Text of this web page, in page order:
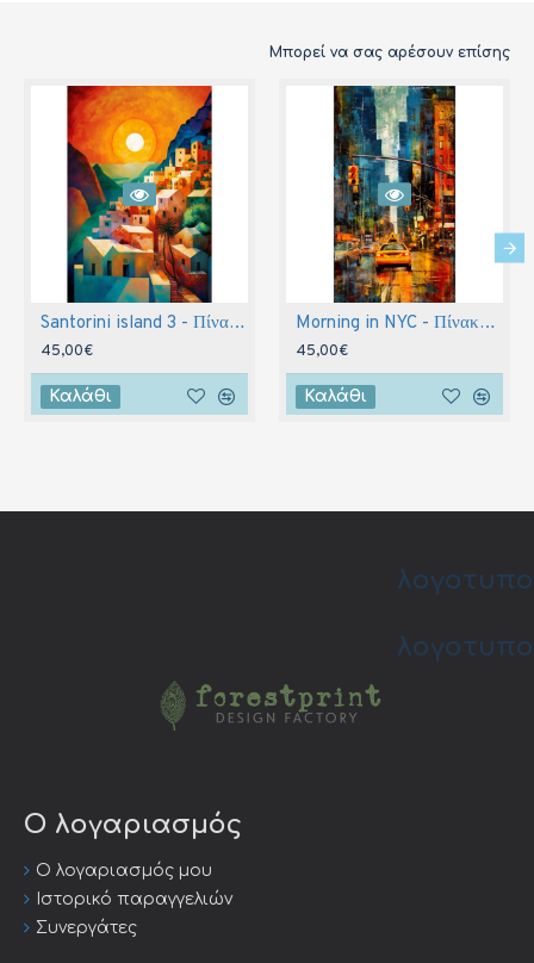
Μπορεί να σας αρέσουν επίσης
Santorini island 3 - Πίνακας σε καμβά
45,00€
Καλάθι
Morning in NYC - Πίνακας σε καμβά
45,00€
Καλάθι
λογοτυπο
λογοτυπο
Ο λογαριασμός
Ο λογαριασμός μου
Ιστορικό παραγγελιών
Συνεργάτες